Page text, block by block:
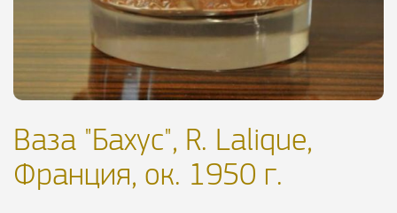
Ваза "Бахус", R. Lalique,
Франция, ок. 1950 г.